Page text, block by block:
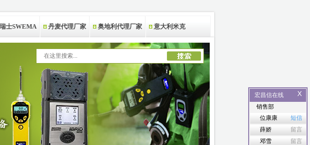
瑞士SWEMA 丹麦代理厂家 奥地利代理厂家 意大利米克
X
宏昌信在线
销售部
短信
位康康
留言
薛娇
留言
邓雪